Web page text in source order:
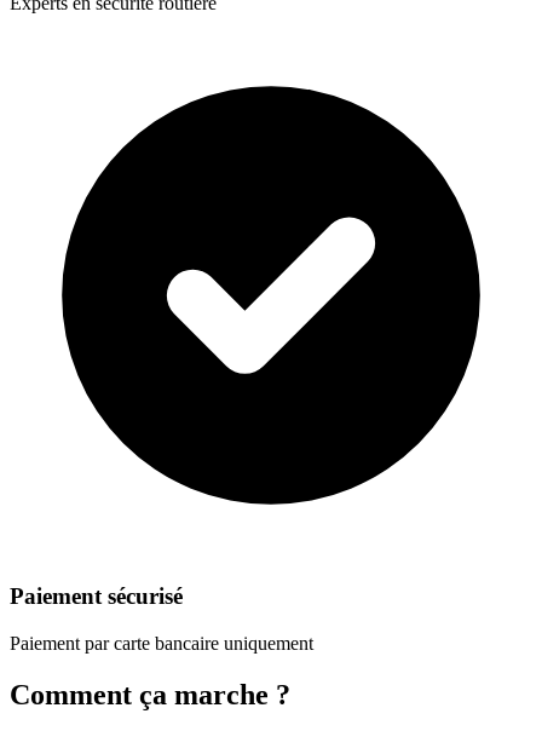
Paiement sécurisé
Paiement par carte bancaire uniquement
Comment ça marche ?